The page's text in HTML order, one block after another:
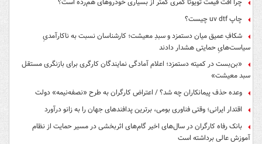
چاپ uv dtf چیست؟
شکافِ عمیق میان دستمزد و سبدِ معیشت؛ کارشناسان نسبت به ناکارآمدیِ
سیاست‌هایِ حمایتی هشدار دادند
«بن‌بست در کمیته دستمزد؛ اعلام آمادگی نمایندگان کارگری برای بازنگری مستقل
سبد معیشت»
وعده حذف پیمانکاران چه شد؟ / اعتراض کارگران به طرح «نصفه‌نیمه» دولت
اقتدار ایرانی؛ وقتی فناوری بومی، برترین پدافندهای جهان را به زانو درآورد
بانک رفاه کارگران در سال‌های اخیر گام‌های اثربخشی در مسیر حمایت از نظام
آموزش عالی برداشته است